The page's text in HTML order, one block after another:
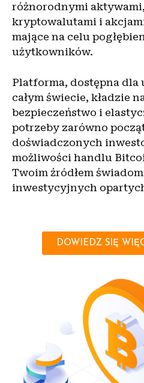
różnorodnymi
kryptowalutami i
mające na celu
użytkowników.
Platforma, dostępna dla
całym świecie, kładzie
bezpieczeństwo i
potrzeby zarówno
doświadczonych
możliwości handlu
Twoim źródłem
inwestycyjnych
DOWIEDZ SIĘ